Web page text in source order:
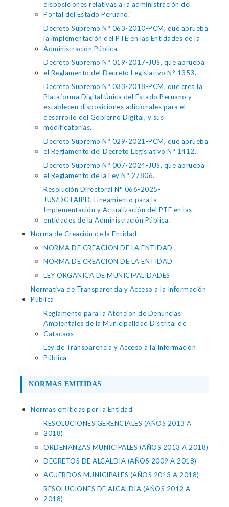
disposiciones relativas a la administración del
Portal del Estado Peruano."
Decreto Supremo N° 063-2010-PCM, que aprueba
la implementación del PTE en las Entidades de la
Administración Pública.
Decreto Supremo N° 019-2017-JUS, que aprueba
el Reglamento del Decreto Legislativo N° 1353.
Decreto Supremo N° 033-2018-PCM, que crea la
Plataforma Digital Única del Estado Peruano y
establecen disposiciones adicionales para el
desarrollo del Gobierno Digital, y sus
modificatorias.
Decreto Supremo N° 029-2021-PCM, que aprueba
el Reglamento del Decreto Legislativo N° 1412.
Decreto Supremo N° 007-2024-JUS, que aprueba
el Reglamento de la Ley N° 27806.
Resolución Directoral N° 066-2025-
JUS/DGTAIPD, Lineamiento para la
Implementación y Actualización del PTE en las
entidades de la Administración Pública.
Norma de Creación de la Entidad
NORMA DE CREACION DE LA ENTIDAD
NORMA DE CREACION DE LA ENTIDAD
LEY ORGANICA DE MUNICIPALIDADES
Normativa de Transparencia y Acceso a la Información
Pública
Reglamento para la Atencion de Denuncias
Ambientales de la Municipalidad Distrital de
Catacaos
Ley de Transparencia y Acceso a la Información
Pública
NORMAS EMITIDAS
Normas emitidas por la Entidad
RESOLUCIONES GERENCIALES (AÑOS 2013 A
2018)
ORDENANZAS MUNICIPALES (AÑOS 2013 A 2018)
DECRETOS DE ALCALDIA (AÑOS 2009 A 2018)
ACUERDOS MUNICIPALES (AÑOS 2013 A 2018)
RESOLUCIONES DE ALCALDIA (AÑOS 2012 A
2018)